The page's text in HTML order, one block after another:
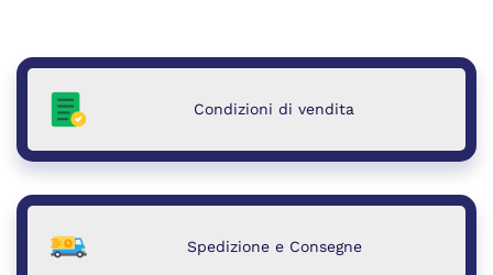
Condizioni di vendita
Spedizione e Consegne